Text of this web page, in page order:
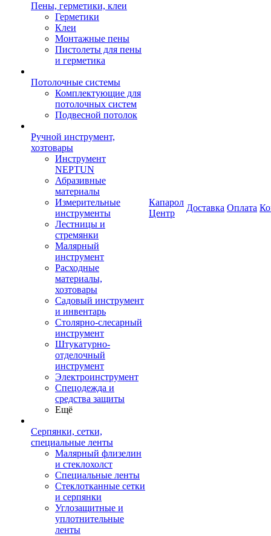
Пены, герметики, клеи
Герметики
Клеи
Монтажные пены
Пистолеты для пены
и герметика
Потолочные системы
Комплектующие для
потолочных систем
Подвесной потолок
Ручной инструмент,
хозтовары
Инструмент
NEPTUN
Абразивные
материалы
Измерительные
инструменты
Лестницы и
стремянки
Малярный
инструмент
Расходные
материалы,
хозтовары
Садовый инструмент
и инвентарь
Столярно-слесарный
инструмент
Штукатурно-
отделочный
инструмент
Электроинструмент
Спецодежда и
средства защиты
Ещё
Серпянки, сетки,
специальные ленты
Малярный флизелин
и стеклохолст
Специальные ленты
Стеклотканные сетки
и серпянки
Углозащитные и
уплотнительные
ленты
Капарол
Центр
Доставка Оплата